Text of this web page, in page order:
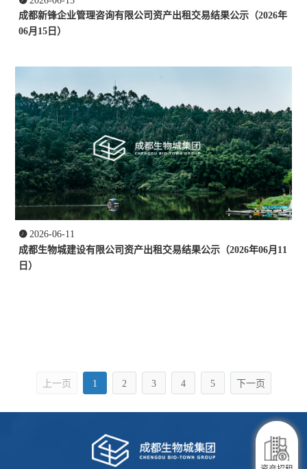
成都新锋企业管理咨询有限公司资产出租交易结果公示（2026年
06月15日）
 2026-06-11
成都生物城建设有限公司资产出租交易结果公示（2026年06月11
日）
上一页 1 2 3 4 5 下一页